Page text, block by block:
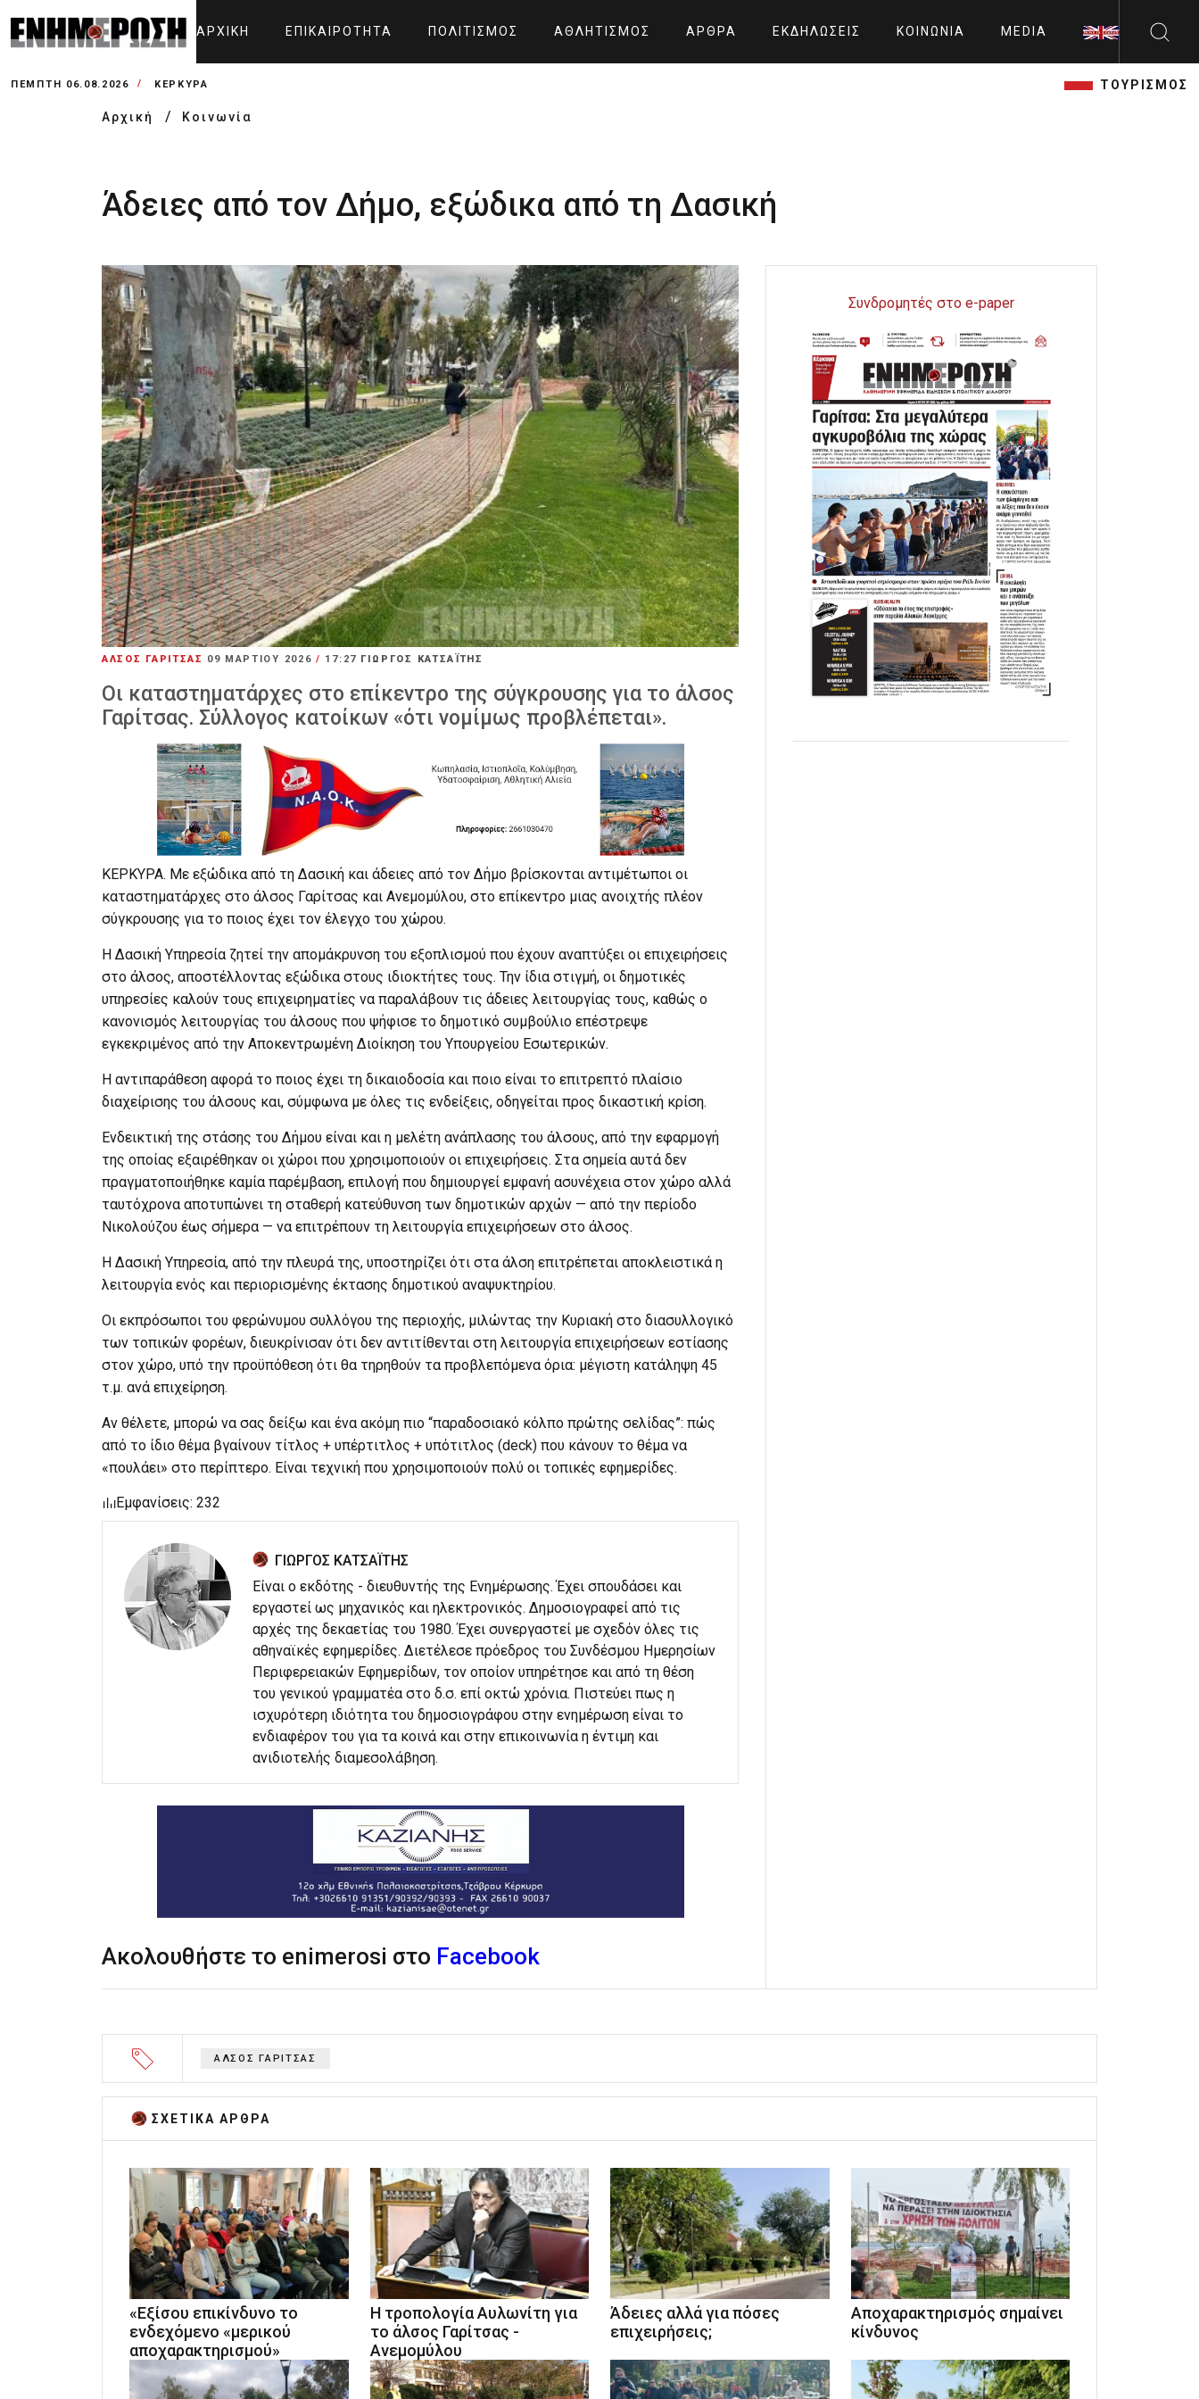
ΑΡΧΙΚΉ ΕΠΙΚΑΙΡΌΤΗΤΑ ΠΟΛΙΤΙΣΜΌΣ ΑΘΛΗΤΙΣΜΌΣ ΆΡΘΡΑ ΕΚΔΗΛΏΣΕΙΣ ΚΟΙΝΩΝΊΑ MEDIA
ΠΈΜΠΤΗ 06.08.2026 ΚΕΡΚΥΡΑ ΤΟΥΡΙΣΜΟΣ
Αρχική Κοινωνία
Άδειες από τον Δήμο, εξώδικα από τη Δασική
ΑΛΣΟΣ ΓΑΡΙΤΣΑΣ 09 ΜΑΡΤΊΟΥ 2026/ 17:27 ΓΙΩΡΓΟΣ ΚΑΤΣΑΪΤΗΣ
Οι καταστηματάρχες στο επίκεντρο της σύγκρουσης για το άλσος
Γαρίτσας. Σύλλογος κατοίκων «ότι νομίμως προβλέπεται».
ΚΕΡΚΥΡΑ. Με εξώδικα από τη Δασική και άδειες από τον Δήμο βρίσκονται αντιμέτωποι οι
καταστηματάρχες στο άλσος Γαρίτσας και Ανεμομύλου, στο επίκεντρο μιας ανοιχτής πλέον
σύγκρουσης για το ποιος έχει τον έλεγχο του χώρου.
Η Δασική Υπηρεσία ζητεί την απομάκρυνση του εξοπλισμού που έχουν αναπτύξει οι επιχειρήσεις
στο άλσος, αποστέλλοντας εξώδικα στους ιδιοκτήτες τους. Την ίδια στιγμή, οι δημοτικές
υπηρεσίες καλούν τους επιχειρηματίες να παραλάβουν τις άδειες λειτουργίας τους, καθώς ο
κανονισμός λειτουργίας του άλσους που ψήφισε το δημοτικό συμβούλιο επέστρεψε
εγκεκριμένος από την Αποκεντρωμένη Διοίκηση του Υπουργείου Εσωτερικών.
Η αντιπαράθεση αφορά το ποιος έχει τη δικαιοδοσία και ποιο είναι το επιτρεπτό πλαίσιο
διαχείρισης του άλσους και, σύμφωνα με όλες τις ενδείξεις, οδηγείται προς δικαστική κρίση.
Ενδεικτική της στάσης του Δήμου είναι και η μελέτη ανάπλασης του άλσους, από την εφαρμογή
της οποίας εξαιρέθηκαν οι χώροι που χρησιμοποιούν οι επιχειρήσεις. Στα σημεία αυτά δεν
πραγματοποιήθηκε καμία παρέμβαση, επιλογή που δημιουργεί εμφανή ασυνέχεια στον χώρο αλλά
ταυτόχρονα αποτυπώνει τη σταθερή κατεύθυνση των δημοτικών αρχών — από την περίοδο
Νικολούζου έως σήμερα — να επιτρέπουν τη λειτουργία επιχειρήσεων στο άλσος.
Η Δασική Υπηρεσία, από την πλευρά της, υποστηρίζει ότι στα άλση επιτρέπεται αποκλειστικά η
λειτουργία ενός και περιορισμένης έκτασης δημοτικού αναψυκτηρίου.
Οι εκπρόσωποι του φερώνυμου συλλόγου της περιοχής, μιλώντας την Κυριακή στο διασυλλογικό
των τοπικών φορέων, διευκρίνισαν ότι δεν αντιτίθενται στη λειτουργία επιχειρήσεων εστίασης
στον χώρο, υπό την προϋπόθεση ότι θα τηρηθούν τα προβλεπόμενα όρια: μέγιστη κατάληψη 45
τ.μ. ανά επιχείρηση.
Αν θέλετε, μπορώ να σας δείξω και ένα ακόμη πιο “παραδοσιακό κόλπο πρώτης σελίδας”: πώς
από το ίδιο θέμα βγαίνουν τίτλος + υπέρτιτλος + υπότιτλος (deck) που κάνουν το θέμα να
«πουλάει» στο περίπτερο. Είναι τεχνική που χρησιμοποιούν πολύ οι τοπικές εφημερίδες.
Εμφανίσεις: 232
ΓΙΩΡΓΟΣ ΚΑΤΣΑΪΤΗΣ
Είναι ο εκδότης - διευθυντής της Ενημέρωσης. Έχει σπουδάσει και
εργαστεί ως μηχανικός και ηλεκτρονικός. Δημοσιογραφεί από τις
αρχές της δεκαετίας του 1980. Έχει συνεργαστεί με σχεδόν όλες τις
αθηναϊκές εφημερίδες. Διετέλεσε πρόεδρος του Συνδέσμου Ημερησίων
Περιφερειακών Εφημερίδων, τον οποίον υπηρέτησε και από τη θέση
του γενικού γραμματέα στο δ.σ. επί οκτώ χρόνια. Πιστεύει πως η
ισχυρότερη ιδιότητα του δημοσιογράφου στην ενημέρωση είναι το
ενδιαφέρον του για τα κοινά και στην επικοινωνία η έντιμη και
ανιδιοτελής διαμεσολάβηση.
Ακολουθήστε το enimerosi στο Facebook
Συνδρομητές στο e-paper
ΑΛΣΟΣ ΓΑΡΙΤΣΑΣ
ΣΧΕΤΙΚA AΡΘΡΑ
«Εξίσου επικίνδυνο το
ενδεχόμενο «μερικού
αποχαρακτηρισμού»
Η τροπολογία Αυλωνίτη για
το άλσος Γαρίτσας -
Ανεμομύλου
Άδειες αλλά για πόσες
επιχειρήσεις;
Αποχαρακτηρισμός σημαίνει
κίνδυνος